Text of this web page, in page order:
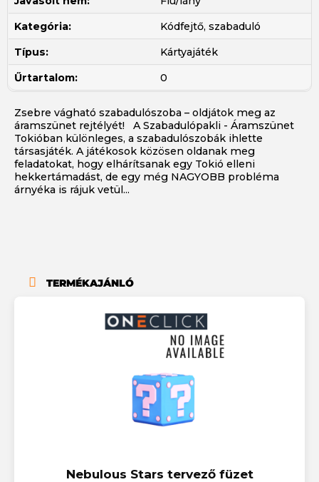
Kategória:
Kódfejtő, szabaduló
Típus:
Kártyajáték
Űrtartalom:
0
Zsebre vágható szabadulószoba – oldjátok meg az
áramszünet rejtélyét! A Szabadulópakli - Áramszünet
Tokióban különleges, a szabadulószobák ihlette
társasjáték. A játékosok közösen oldanak meg
feladatokat, hogy elhárítsanak egy Tokió elleni
hekkertámadást, de egy még NAGYOBB probléma
árnyéka is rájuk vetül...
TERMÉKAJÁNLÓ
Nebulous Stars tervező füzet